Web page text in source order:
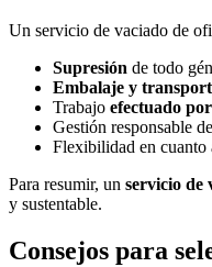
Un servicio de vaciado de
Supresión de todo
Embalaje y
Trabajo efectuado
Gestión responsable
Flexibilidad en cuanto
Para resumir, un servicio de
y sustentable.
Consejos para